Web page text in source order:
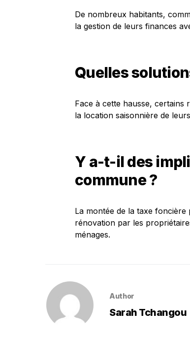
De nombreux habitants,
la gestion de leurs finances
Quelles
Face à cette hausse, certains
la location saisonnière de
Y a-t-il des
commune ?
La montée de la taxe
rénovation par les
ménages.
Author
Sarah Tchangou